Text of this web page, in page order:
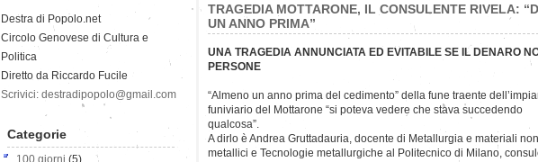
TRAGEDIA MOTTARONE, IL CONSULENTE RIVELA:
UN ANNO PRIMA”
UNA TRAGEDIA ANNUNCIATA ED EVITABILE SE IL DENARO
PERSONE
“Almeno un anno prima del cedimento” della fune traente
funiviario del Mottarone “si poteva vedere che stava succedendo
qualcosa”.
A dirlo è Andrea Gruttadauria, docente di Metallurgia e materiali non
metallici e Tecnologie metallurgiche al Politecnico di Milano,
Destra di Popolo.net
Circolo Genovese di Cultura e
Politica
Diretto da Riccardo Fucile
Scrivici: destradipopolo@gmail.com
Categorie
100 giorni (5)